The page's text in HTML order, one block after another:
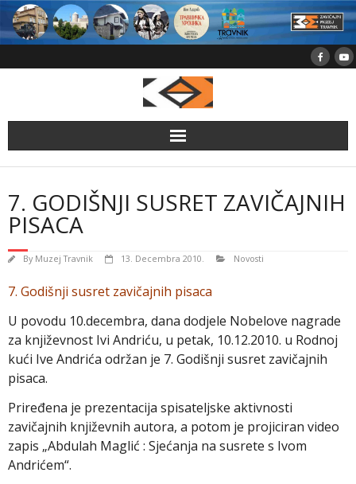
Skip
content
7. GODIŠNJI SUSRET ZAVIČAJNIH
PISACA
By Muzej Travnik 13. Decembra 2010. Novosti
7. Godišnji susret zavičajnih pisaca
U povodu 10.decembra, dana dodjele Nobelove nagrade
za književnost Ivi Andriću, u petak, 10.12.2010. u Rodnoj
kući Ive Andrića održan je 7. Godišnji susret zavičajnih
pisaca.
Priređena je prezentacija spisateljske aktivnosti
zavičajnih književnih autora, a potom je projiciran video
zapis „Abdulah Maglić : Sjećanja na susrete s Ivom
Andrićem“.